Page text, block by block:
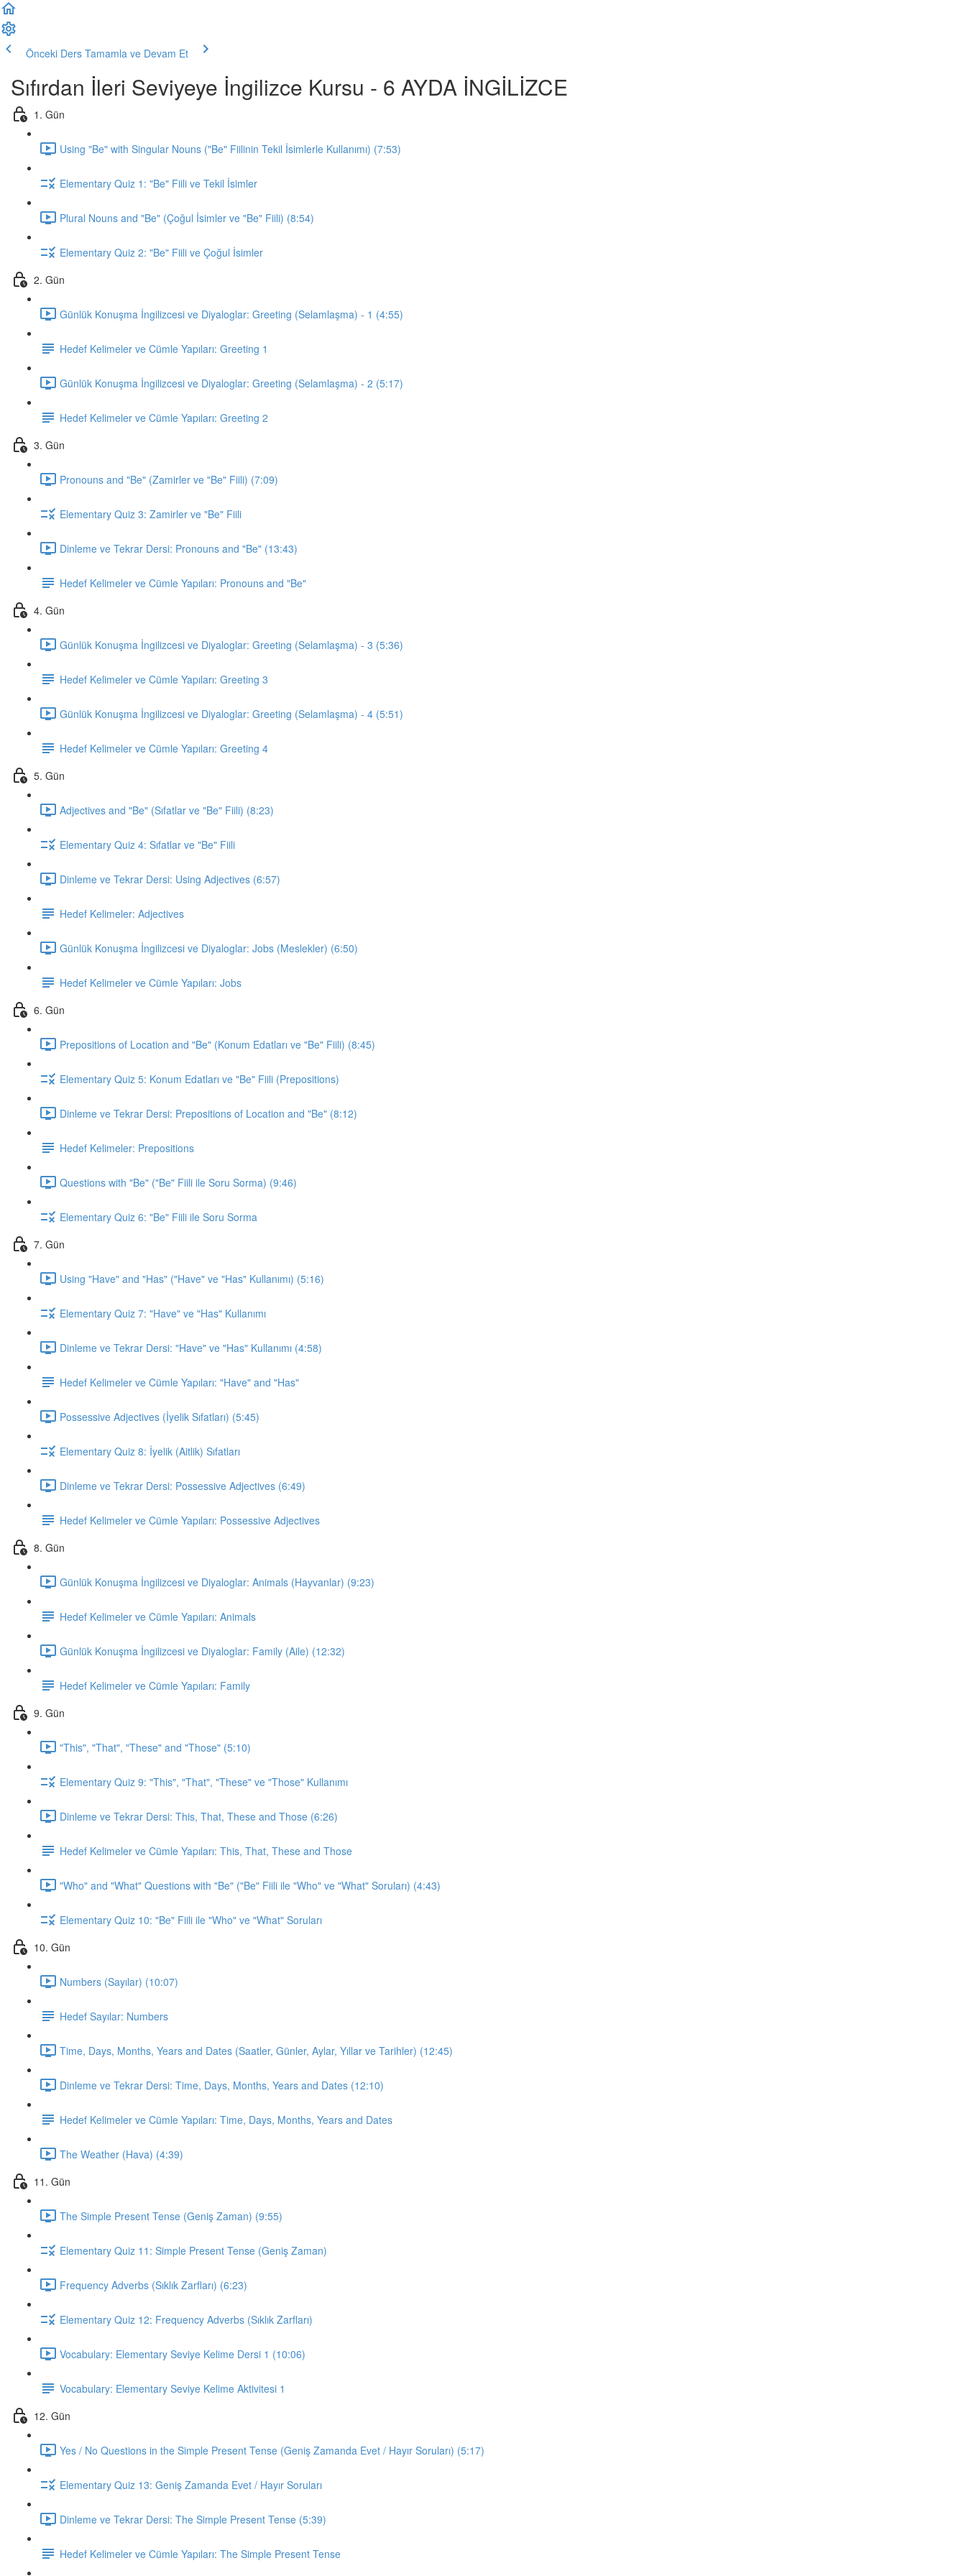
Önceki Ders Tamamla ve Devam Et
Sıfırdan İleri Seviyeye İngilizce Kursu - 6 AYDA İNGİLİZCE
1. Gün
Using "Be" with Singular Nouns ("Be" Fiilinin Tekil İsimlerle Kullanımı) (7:53)
Elementary Quiz 1: "Be" Fiili ve Tekil İsimler
Plural Nouns and "Be" (Çoğul İsimler ve "Be" Fiili) (8:54)
Elementary Quiz 2: "Be" Fiili ve Çoğul İsimler
2. Gün
Günlük Konuşma İngilizcesi ve Diyaloglar: Greeting (Selamlaşma) - 1 (4:55)
Hedef Kelimeler ve Cümle Yapıları: Greeting 1
Günlük Konuşma İngilizcesi ve Diyaloglar: Greeting (Selamlaşma) - 2 (5:17)
Hedef Kelimeler ve Cümle Yapıları: Greeting 2
3. Gün
Pronouns and "Be" (Zamirler ve "Be" Fiili) (7:09)
Elementary Quiz 3: Zamirler ve "Be" Fiili
Dinleme ve Tekrar Dersi: Pronouns and "Be" (13:43)
Hedef Kelimeler ve Cümle Yapıları: Pronouns and "Be"
4. Gün
Günlük Konuşma İngilizcesi ve Diyaloglar: Greeting (Selamlaşma) - 3 (5:36)
Hedef Kelimeler ve Cümle Yapıları: Greeting 3
Günlük Konuşma İngilizcesi ve Diyaloglar: Greeting (Selamlaşma) - 4 (5:51)
Hedef Kelimeler ve Cümle Yapıları: Greeting 4
5. Gün
Adjectives and "Be" (Sıfatlar ve "Be" Fiili) (8:23)
Elementary Quiz 4: Sıfatlar ve "Be" Fiili
Dinleme ve Tekrar Dersi: Using Adjectives (6:57)
Hedef Kelimeler: Adjectives
Günlük Konuşma İngilizcesi ve Diyaloglar: Jobs (Meslekler) (6:50)
Hedef Kelimeler ve Cümle Yapıları: Jobs
6. Gün
Prepositions of Location and "Be" (Konum Edatları ve "Be" Fiili) (8:45)
Elementary Quiz 5: Konum Edatları ve "Be" Fiili (Prepositions)
Dinleme ve Tekrar Dersi: Prepositions of Location and "Be" (8:12)
Hedef Kelimeler: Prepositions
Questions with "Be" ("Be" Fiili ile Soru Sorma) (9:46)
Elementary Quiz 6: "Be" Fiili ile Soru Sorma
7. Gün
Using "Have" and "Has" ("Have" ve "Has" Kullanımı) (5:16)
Elementary Quiz 7: "Have" ve "Has" Kullanımı
Dinleme ve Tekrar Dersi: "Have" ve "Has" Kullanımı (4:58)
Hedef Kelimeler ve Cümle Yapıları: "Have" and "Has"
Possessive Adjectives (İyelik Sıfatları) (5:45)
Elementary Quiz 8: İyelik (Aitlik) Sıfatları
Dinleme ve Tekrar Dersi: Possessive Adjectives (6:49)
Hedef Kelimeler ve Cümle Yapıları: Possessive Adjectives
8. Gün
Günlük Konuşma İngilizcesi ve Diyaloglar: Animals (Hayvanlar) (9:23)
Hedef Kelimeler ve Cümle Yapıları: Animals
Günlük Konuşma İngilizcesi ve Diyaloglar: Family (Aile) (12:32)
Hedef Kelimeler ve Cümle Yapıları: Family
9. Gün
"This", "That", "These" and "Those" (5:10)
Elementary Quiz 9: "This", "That", "These" ve "Those" Kullanımı
Dinleme ve Tekrar Dersi: This, That, These and Those (6:26)
Hedef Kelimeler ve Cümle Yapıları: This, That, These and Those
"Who" and "What" Questions with "Be" ("Be" Fiili ile "Who" ve "What" Soruları) (4:43)
Elementary Quiz 10: "Be" Fiili ile "Who" ve "What" Soruları
10. Gün
Numbers (Sayılar) (10:07)
Hedef Sayılar: Numbers
Time, Days, Months, Years and Dates (Saatler, Günler, Aylar, Yıllar ve Tarihler) (12:45)
Dinleme ve Tekrar Dersi: Time, Days, Months, Years and Dates (12:10)
Hedef Kelimeler ve Cümle Yapıları: Time, Days, Months, Years and Dates
The Weather (Hava) (4:39)
11. Gün
The Simple Present Tense (Geniş Zaman) (9:55)
Elementary Quiz 11: Simple Present Tense (Geniş Zaman)
Frequency Adverbs (Sıklık Zarfları) (6:23)
Elementary Quiz 12: Frequency Adverbs (Sıklık Zarfları)
Vocabulary: Elementary Seviye Kelime Dersi 1 (10:06)
Vocabulary: Elementary Seviye Kelime Aktivitesi 1
12. Gün
Yes / No Questions in the Simple Present Tense (Geniş Zamanda Evet / Hayır Soruları) (5:17)
Elementary Quiz 13: Geniş Zamanda Evet / Hayır Soruları
Dinleme ve Tekrar Dersi: The Simple Present Tense (5:39)
Hedef Kelimeler ve Cümle Yapıları: The Simple Present Tense